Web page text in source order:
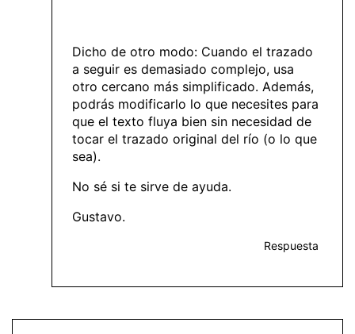
Dicho de otro modo: Cuando el trazado
a seguir es demasiado complejo, usa
otro cercano más simplificado. Además,
podrás modificarlo lo que necesites para
que el texto fluya bien sin necesidad de
tocar el trazado original del río (o lo que
sea).
No sé si te sirve de ayuda.
Gustavo.
Respuesta